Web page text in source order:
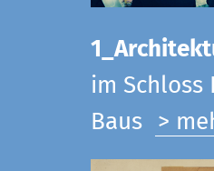
im Schloss
Baus
>